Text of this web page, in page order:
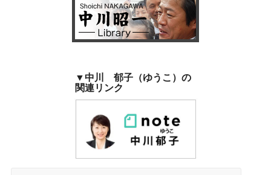
▼中川 郁子（ゆうこ）の
関連リンク